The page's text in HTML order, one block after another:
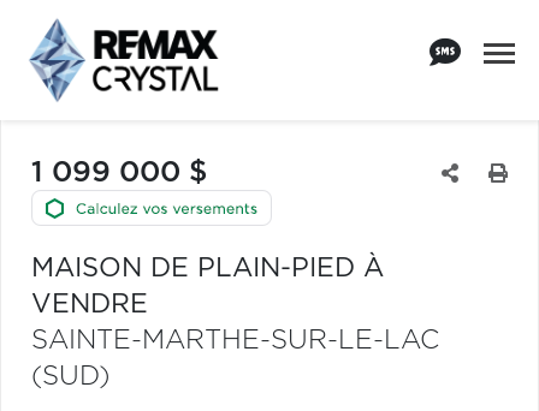
1 099 000 $
MAISON DE PLAIN-PIED À
VENDRE
SAINTE-MARTHE-SUR-LE-LAC
(SUD)